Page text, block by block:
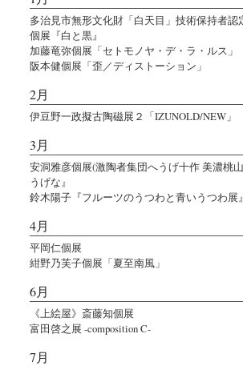
多治見市無形文化財「白天目」技術保持者認
個展『白と黒』
加藤竜弥個展「セトモノヤ・デ・ラ・ルス」
阪本健個展「歪／ディストーション」
2月
伊豆野一政擬古陶磁展２「IZUNOLD/NEW」
3月
安洞雅彦個展(激陶者集団へうげ十作 美濃桃
うげな』
鈴木陽子『フルーツのうつわと青いうつわ展』
4月
平岡仁個展
紺野乃芙子個展「夏至南風」
6月
《上絵屋》斎藤知個展
富田啓之展 -composition C-
7月